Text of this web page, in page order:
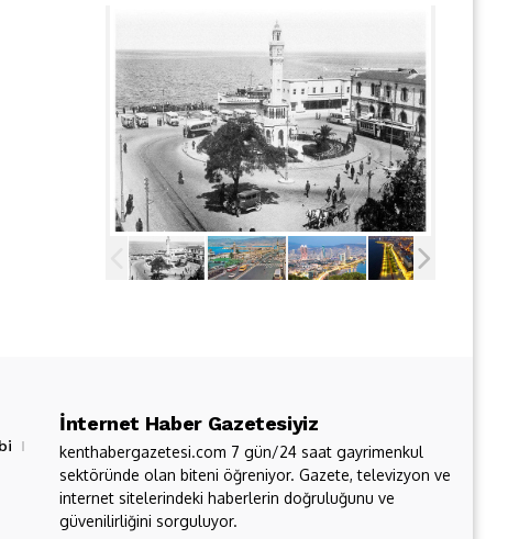
İnternet Haber Gazetesiyiz
kenthabergazetesi.com 7 gün/24 saat gayrimenkul
sektöründe olan biteni öğreniyor. Gazete, televizyon ve
internet sitelerindeki haberlerin doğruluğunu ve
güvenilirliğini sorguluyor.